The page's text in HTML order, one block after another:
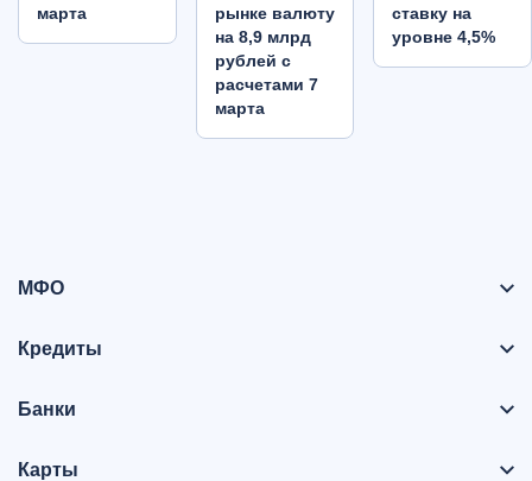
марта
рынке валюту
на 8,9 млрд
рублей с
расчетами 7
марта
ставку на
уровне 4,5%
МФО
Кредиты
Банки
Карты